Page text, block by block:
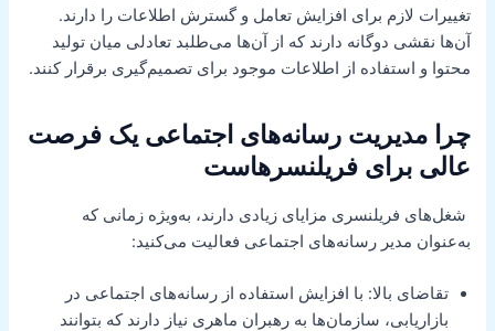
تغییرات لازم برای افزایش تعامل و گسترش اطلاعات را دارند.
آن‌ها نقشی دوگانه دارند که از آن‌ها می‌طلبد تعادلی میان تولید
محتوا و استفاده از اطلاعات موجود برای تصمیم‌گیری برقرار کنند.
چرا مدیریت رسانه‌های اجتماعی یک فرصت
عالی برای فریلنسرهاست
شغل‌های فریلنسری مزایای زیادی دارند، به‌ویژه زمانی که
به‌عنوان مدیر رسانه‌های اجتماعی فعالیت می‌کنید:
تقاضای بالا: با افزایش استفاده از رسانه‌های اجتماعی در
بازاریابی، سازمان‌ها به رهبران ماهری نیاز دارند که بتوانند